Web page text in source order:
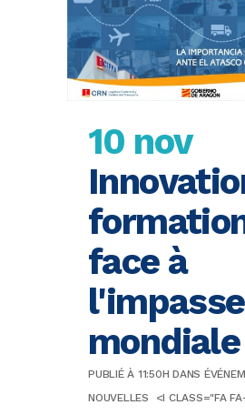
10 nov
face à
l'impasse
mondiale
PUBLIÉ À 11:50H DANS
NOUVELLES
<I CLASS="FA